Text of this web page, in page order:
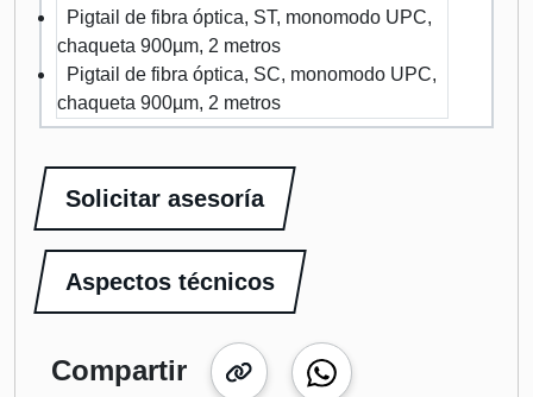
Pigtail de fibra óptica, ST, monomodo UPC,
chaqueta 900µm, 2 metros
Pigtail de fibra óptica, SC, monomodo UPC,
chaqueta 900µm, 2 metros
Solicitar asesoría
Aspectos técnicos
Compartir